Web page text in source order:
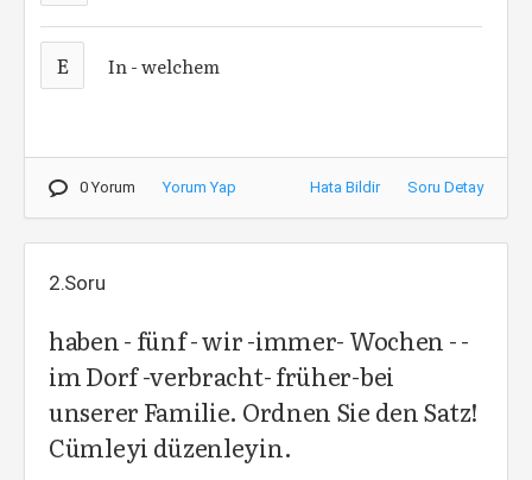
E In - welchem
0 Yorum Yorum Yap Hata Bildir Soru Detay
2.Soru
haben - fünf - wir -immer- Wochen - -
im Dorf -verbracht- früher-bei
unserer Familie. Ordnen Sie den Satz!
Cümleyi düzenleyin.